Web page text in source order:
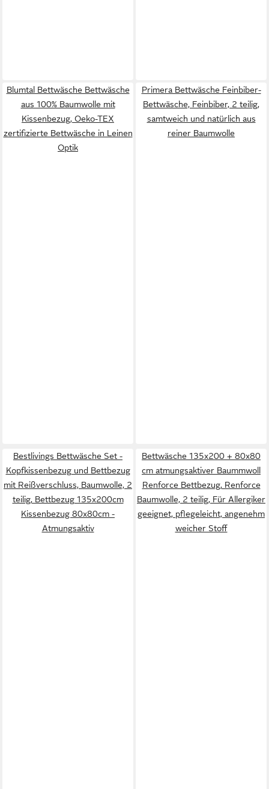
Blumtal Bettwäsche Bettwäsche
aus 100% Baumwolle mit
Kissenbezug, Oeko-TEX
zertifizierte Bettwäsche in Leinen
Optik
Primera Bettwäsche Feinbiber-
Bettwäsche, Feinbiber, 2 teilig,
samtweich und natürlich aus
reiner Baumwolle
Bestlivings Bettwäsche Set -
Kopfkissenbezug und Bettbezug
mit Reißverschluss, Baumwolle, 2
teilig, Bettbezug 135x200cm
Kissenbezug 80x80cm -
Atmungsaktiv
Bettwäsche 135x200 + 80x80
cm atmungsaktiver Baummwoll
Renforce Bettbezug, Renforce
Baumwolle, 2 teilig, Für Allergiker
geeignet, pflegeleicht, angenehm
weicher Stoff